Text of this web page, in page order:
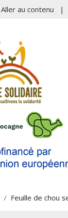
Aller au contenu |
Feuille de chou